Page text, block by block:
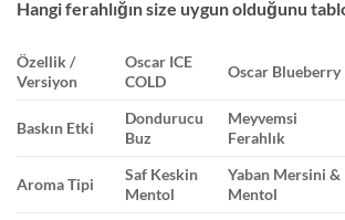
Hangi ferahlığın size uygun olduğunu
Özellik /
Versiyon
Oscar ICE
COLD
Oscar Blueberry
Baskın Etki
Dondurucu
Buz
Meyvemsi
Ferahlık
Aroma Tipi
Saf Keskin
Mentol
Yaban Mersini &
Mentol